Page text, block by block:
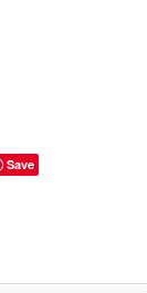
Save